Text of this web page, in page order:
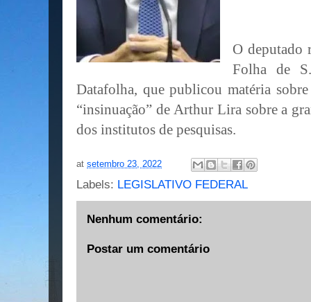
O deputado
Folha de
Datafolha, que publicou matéria
“insinuação” de Arthur Lira sobre a
dos institutos de pesquisas.
at setembro 23, 2022
Labels: LEGISLATIVO FEDERAL
Nenhum comentário:
Postar um comentário